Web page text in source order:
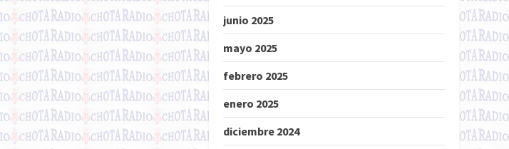
junio 2025
mayo 2025
febrero 2025
enero 2025
diciembre 2024